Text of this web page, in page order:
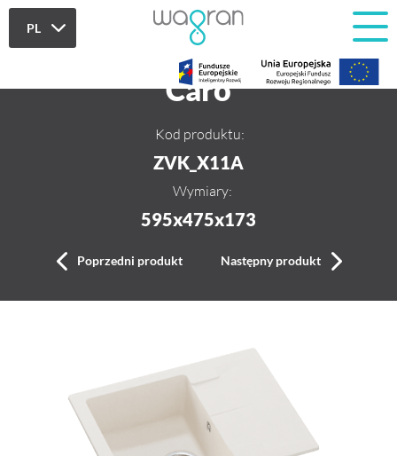
PL
EN Caro
Kod produktu:
ZVK_X11A
Wymiary:
595x475x173
Poprzedni produkt Następny produkt